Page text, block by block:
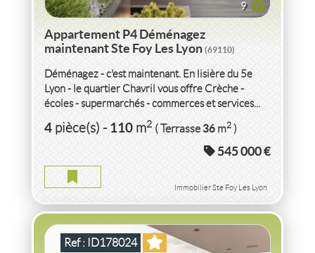
9
Appartement P4 Déménagez
maintenant Ste Foy Les Lyon(69110)
Déménagez - c'est maintenant. En lisière du 5e
Lyon - le quartier Chavril vous offre Crèche -
écoles - supermarchés - commerces et services...
4pièce(s)-110m2 ( Terrasse36m2)
545 000 €
Immobilier Ste Foy Les Lyon
Ref : ID178024
VENTEAPPARTEMENT P4ATTIQUE-L'HORLOGE-
GRANDE- TERRASSETASSIN LA DEMI LUNE(69160)
APPARTEMENT P4 ATTIQUE-L'HORLOGE-GRANDE-
TERRASSE DE PRESTIGE TASSIN LA DEMI LUNE
4pièce(s)-85m2 ( Terrasse110m2)